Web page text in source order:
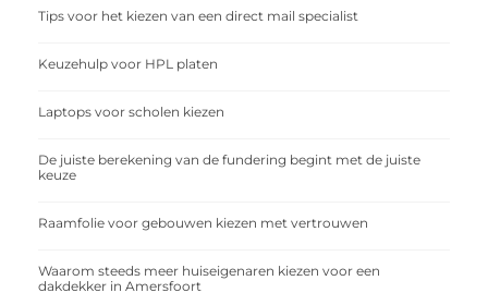
Tips voor het kiezen van een direct mail specialist
Keuzehulp voor HPL platen
Laptops voor scholen kiezen
De juiste berekening van de fundering begint met de juiste
keuze
Raamfolie voor gebouwen kiezen met vertrouwen
Waarom steeds meer huiseigenaren kiezen voor een
dakdekker in Amersfoort